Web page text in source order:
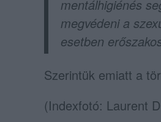
mentálhigiénés
megvédeni a
esetben
Szerintük emiatt a
(Indexfotó: Laurent